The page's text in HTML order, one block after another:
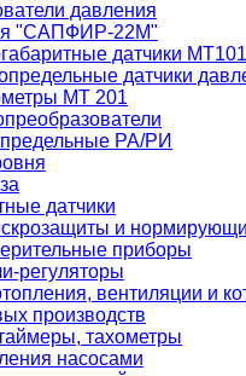
давления
"САПФИР-22М"
датчики МТ101
датчики
МТ 201
РА/РИ
датчики
и
приборы
регуляторы
вентиляции и
производств
тахометры
насосами